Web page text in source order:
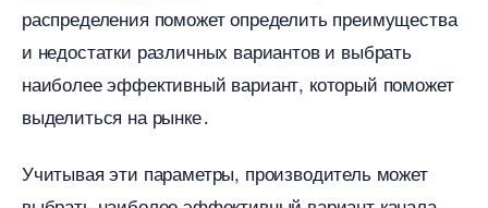
распределения поможет определить преимущества
и недостатки различных вариантов и выбрать
наиболее эффективный вариант, который поможет
ыделиться на рынке․
Учитывая эти параметры, производитель может